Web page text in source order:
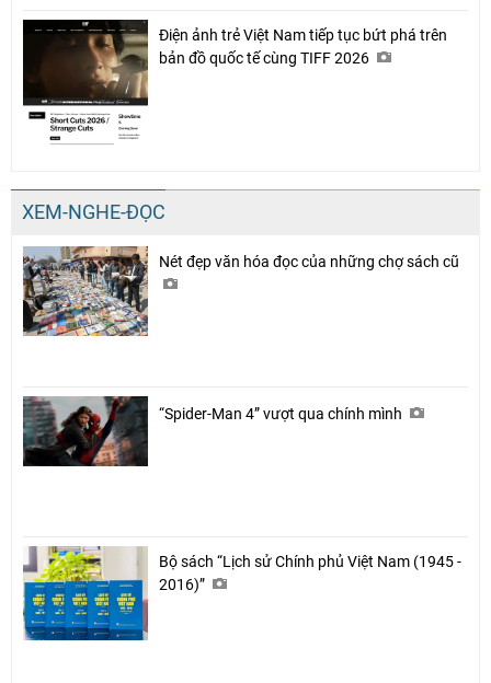
Điện ảnh trẻ Việt Nam tiếp tục bứt phá trên
bản đồ quốc tế cùng TIFF 2026
XEM-NGHE-ĐỌC
Nét đẹp văn hóa đọc của những chợ sách cũ
“Spider-Man 4” vượt qua chính mình
Bộ sách “Lịch sử Chính phủ Việt Nam (1945 -
2016)”